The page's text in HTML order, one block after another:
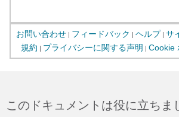
お問い合わせ| フィードバック | ヘルプ | サ
規約 | プライバシーに関する声明 | Cookie
このドキュメントは役に立ちま